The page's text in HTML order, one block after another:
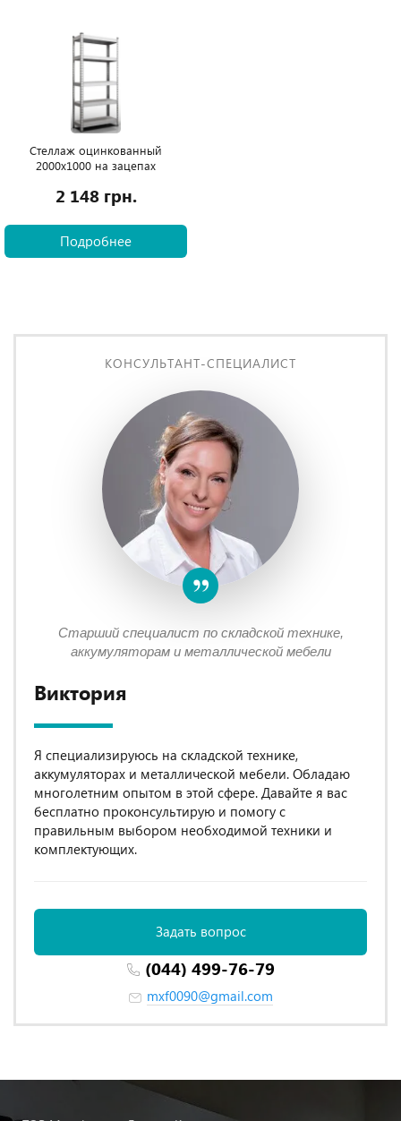
Стеллаж оцинкованный
2000х1000 на зацепах
2 148 грн.
Подробнее
КОНСУЛЬТАНТ-СПЕЦИАЛИСТ
Старший специалист по складской технике,
аккумуляторам и металлической мебели
Виктория
Я специализируюсь на складской технике,
аккумуляторах и металлической мебели. Обладаю
многолетним опытом в этой сфере. Давайте я вас
бесплатно проконсультирую и помогу с
правильным выбором необходимой техники и
комплектующих.
Задать вопрос
(044) 499-76-79
mxf0090@gmail.com